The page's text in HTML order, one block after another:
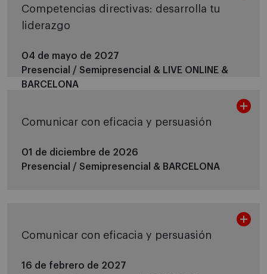
Competencias directivas: desarrolla tu
liderazgo
04 de mayo de 2027
Presencial / Semipresencial & LIVE ONLINE &
BARCELONA
Comunicar con eficacia y persuasión
01 de diciembre de 2026
Presencial / Semipresencial & BARCELONA
Comunicar con eficacia y persuasión
16 de febrero de 2027